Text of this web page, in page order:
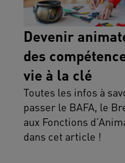
Devenir
des
vie à la clé
Toutes les infos à
passer le BAFA, le
aux Fonctions
dans cet article !